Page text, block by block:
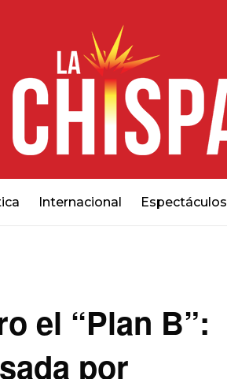
Internacional Espectáculos
el “Plan B”:
por